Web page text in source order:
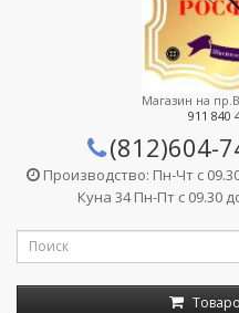
Магазин на
911 840
(812)604-
Производство: Пн-Чт с
Куна 34 Пн-Пт с 09.30